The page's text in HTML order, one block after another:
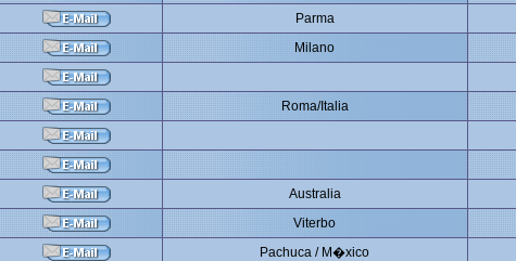
Parma
Milano
Roma/Italia
Australia
Viterbo
Pachuca / M�xico